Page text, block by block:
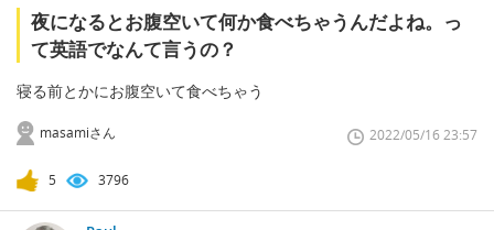
夜になるとお腹空いて何か食べちゃうんだよね。っ
て英語でなんて言うの？
寝る前とかにお腹空いて食べちゃう
masamiさん 2022/05/16 23:57
5 3796